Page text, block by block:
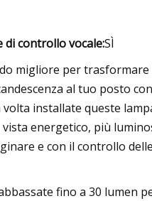
di controllo vocale:SÌ
migliore per
al tuo posto
installate queste
energetico, più
e con il controllo
fino a 30 lumen